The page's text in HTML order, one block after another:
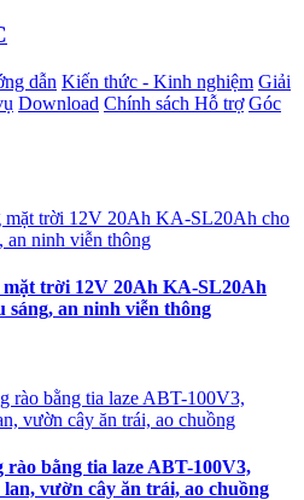
dẫn Kiến thức - Kinh nghiệm Giải
Download Chính sách Hỗ trợ Góc
trời 12V 20Ah KA-SL20Ah
sáng, an ninh viễn thông
rào bằng tia laze ABT-100V3,
vườn cây ăn trái, ao chuồng